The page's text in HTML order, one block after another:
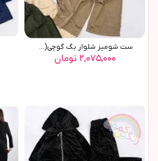
ست شومیز شلوار بگ گوچی(9770)
۲,۰۷۵,۰۰۰ تومان